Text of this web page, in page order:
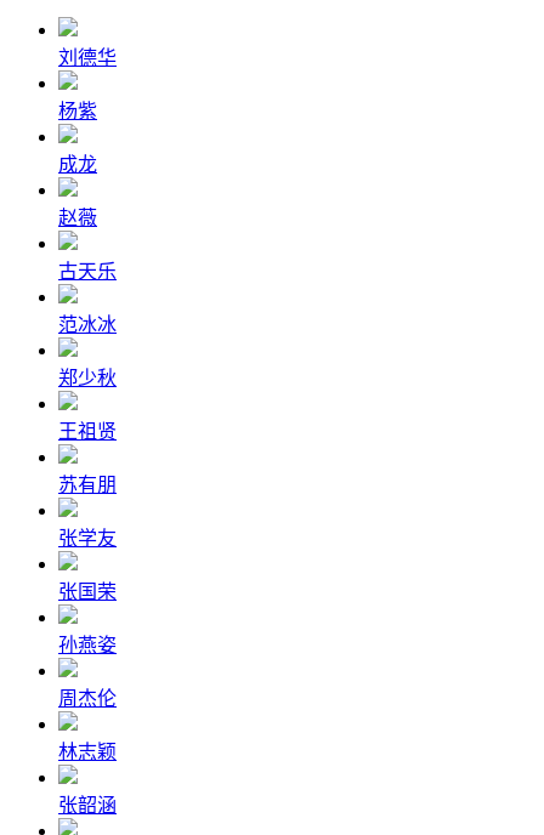
刘德华
杨紫
成龙
赵薇
古天乐
范冰冰
郑少秋
王祖贤
苏有朋
张学友
张国荣
孙燕姿
周杰伦
林志颖
张韶涵